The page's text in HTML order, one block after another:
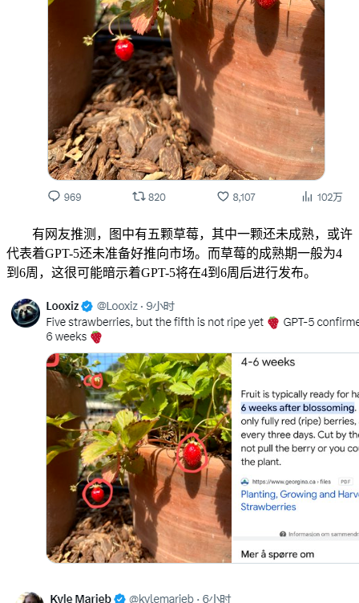
有网友推测，图中有五颗草莓，其中一颗还未成熟，或许
代表着GPT-5还未准备好推向市场。而草莓的成熟期一般为4
到6周，这很可能暗示着GPT-5将在4到6周后进行发布。